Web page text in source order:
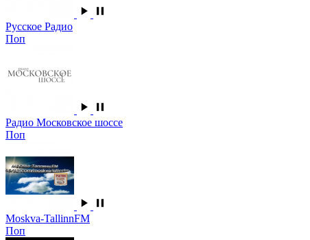
Русское Радио
Поп
Радио Московское шоссе
Поп
Moskva-TallinnFM
Поп